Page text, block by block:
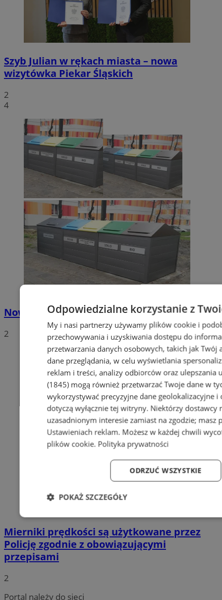
Szyb Julian w rękach miasta – nowa
wizytówka Piekar Śląskich
2
4
Nowe stawki za odbiór odpadów
2
Mierniki prędkości są użytkowane przez
Policję zgodnie z obowiązującymi
przepisami
2
Portal należy do sieci
Odpowiedzialne korzystanie z
My i nasi partnerzy używamy plików cookie i
przechowywania i uzyskiwania dostępu do
przetwarzania danych osobowych, takich jak
dane przeglądania, w celu wyświetlania
reklam i treści, analizy odbiorców oraz ulepszania
(1845)mogą również przetwarzać Twoje dane w
wykorzystywać precyzyjne dane geolokalizacyjne
dotyczą wyłącznie tej witryny. Niektórzy dostawcy
uzasadnionym interesie zamiast na zgodzie; masz
Ustawieniach reklam. Możesz w każdej chwili
plików cookie. Polityka prywatności
ODRZUĆ WSZYSTKIE
POKAŻ SZCZEGÓŁY
Niezbędne Wydajność Targetowanie